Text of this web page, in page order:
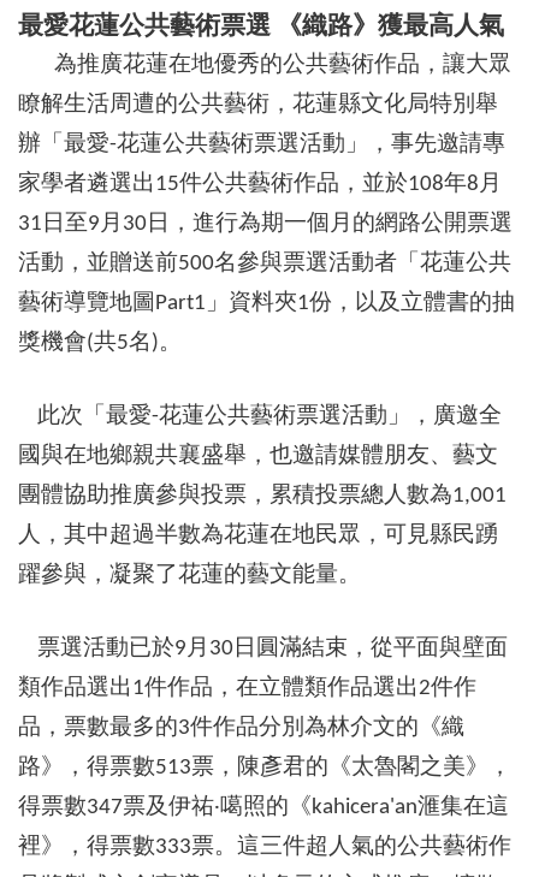
最愛花蓮公共藝術票選 《織路》獲最高人氣
為推廣花蓮在地優秀的公共藝術作品，讓大眾
瞭解生活周遭的公共藝術，花蓮縣文化局特別舉
辦 「最愛-花蓮公共藝術票選活動 」，事先邀請專
家學者遴選出 15件公共藝術作品，並於108年8 月
31 日至9 月 30 日，進行為期一個月的網路公開票選
活動，並贈送前500名參與票選活動者「花蓮公共
藝術導覽地圖 Part1 」資料夾1份，以及立體書的抽
獎機會(共5名 )。
此次「最愛-花蓮公共藝術票選活動」，廣邀全
國與在地鄉親共襄盛舉，也邀請媒體朋友、藝文
團體協助推廣參與投票，累積投票總人數為1,001
人，其中超過半數為花蓮在地民眾，可見縣民踴
躍參與，凝聚了花蓮的藝文能量。
票選活動已於9 月 30 日圓滿結束，從平面與壁面
類作品選出 1件作品，在立體類作品選出2件作
品，票數最多的3件作品分別為林介文的《織
路》，得票數513票，陳彥君的《太魯閣之美》，
得票數347票及伊祐‧噶照的《kahicera'an滙集在這
裡》，得票數333票。這三件超人氣的公共藝術作